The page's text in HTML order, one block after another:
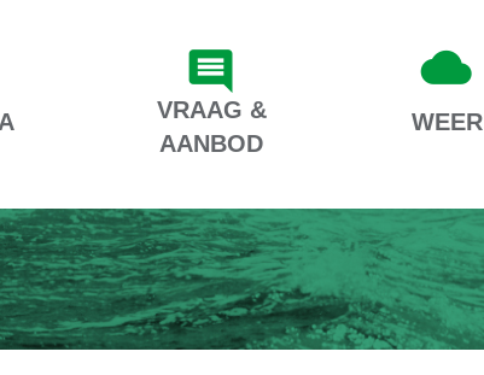
VRAAG &
AANBOD
WEER